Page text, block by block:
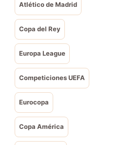
Atlético de Madrid
Copa del Rey
Europa League
Competiciones UEFA
Eurocopa
Copa América